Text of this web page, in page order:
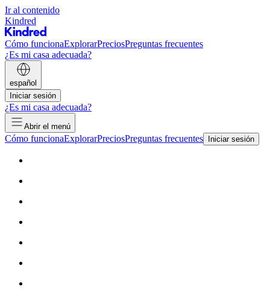
Ir al contenido
Kindred
Cómo funcionaExplorarPreciosPreguntas frecuentes
¿Es mi casa adecuada?
español
Iniciar sesión
¿Es mi casa adecuada?
Abrir el menú
Cómo funcionaExplorarPreciosPreguntas frecuentes Iniciar sesión